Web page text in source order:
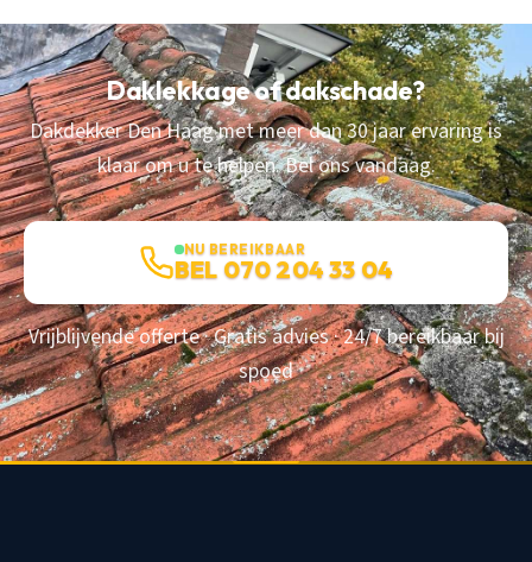
Daklekkage of dakschade?
Dakdekker Den Haag met meer dan 30 jaar ervaring is
klaar om u te helpen. Bel ons vandaag.
NU BEREIKBAAR
BEL 070 204 33 04
Vrijblijvende offerte · Gratis advies · 24/7 bereikbaar bij
spoed